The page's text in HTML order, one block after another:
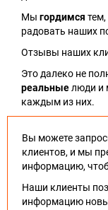
Мы гордимся
радовать наших
Отзывы наших
Это далеко не
реальныелюди и
каждым из них.
Вы можете
клиентов, и мы
информацию,
Наши клиенты
информацию